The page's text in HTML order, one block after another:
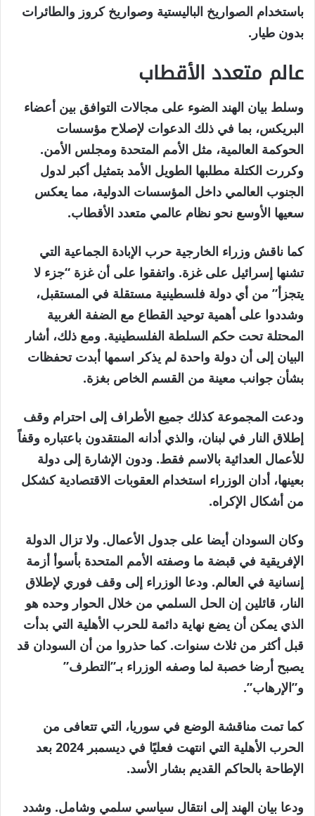
باستخدام الصواريخ الباليستية وصواريخ كروز والطائرات
بدون طيار.
عالم متعدد الأقطاب
وسلط بيان الهند الضوء على مجالات التوافق بين أعضاء
البريكس، بما في ذلك الدعوات لإصلاح مؤسسات
الحوكمة العالمية، مثل الأمم المتحدة ومجلس الأمن.
وكررت الكتلة مطلبها الطويل الأمد بتمثيل أكبر لدول
الجنوب العالمي داخل المؤسسات الدولية، مما يعكس
سعيها الأوسع نحو نظام عالمي متعدد الأقطاب.
كما ناقش وزراء الخارجية حرب الإبادة الجماعية التي
تشنها إسرائيل على غزة. واتفقوا على أن غزة “جزء لا
يتجزأ” من أي دولة فلسطينية مستقلة في المستقبل،
وشددوا على أهمية توحيد القطاع مع الضفة الغربية
المحتلة تحت حكم السلطة الفلسطينية. ومع ذلك، أشار
البيان إلى أن دولة واحدة لم يذكر اسمها أبدت تحفظات
بشأن جوانب معينة من القسم الخاص بغزة.
ودعت المجموعة كذلك جميع الأطراف إلى احترام وقف
إطلاق النار في لبنان، والذي أدانه المنتقدون باعتباره وقفاً
للأعمال العدائية بالاسم فقط. ودون الإشارة إلى دولة
بعينها، أدان الوزراء استخدام العقوبات الاقتصادية كشكل
من أشكال الإكراه.
وكان السودان أيضا على جدول الأعمال. ولا تزال الدولة
الإفريقية في قبضة ما وصفته الأمم المتحدة بأسوأ أزمة
إنسانية في العالم. ودعا الوزراء إلى وقف فوري لإطلاق
النار، قائلين إن الحل السلمي من خلال الحوار وحده هو
الذي يمكن أن يضع نهاية دائمة للحرب الأهلية التي بدأت
قبل أكثر من ثلاث سنوات. كما حذروا من أن السودان قد
يصبح أرضا خصبة لما وصفه الوزراء بـ”التطرف”
و”الإرهاب”.
كما تمت مناقشة الوضع في سوريا، التي تتعافى من
الحرب الأهلية التي انتهت فعليًا في ديسمبر 2024 بعد
الإطاحة بالحاكم القديم بشار الأسد.
ودعا بيان الهند إلى انتقال سياسي سلمي وشامل. وشدد